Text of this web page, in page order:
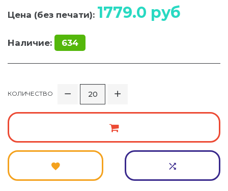
Цена (без печати): 1779.0 руб
Наличие: 634
КОЛИЧЕСТВО